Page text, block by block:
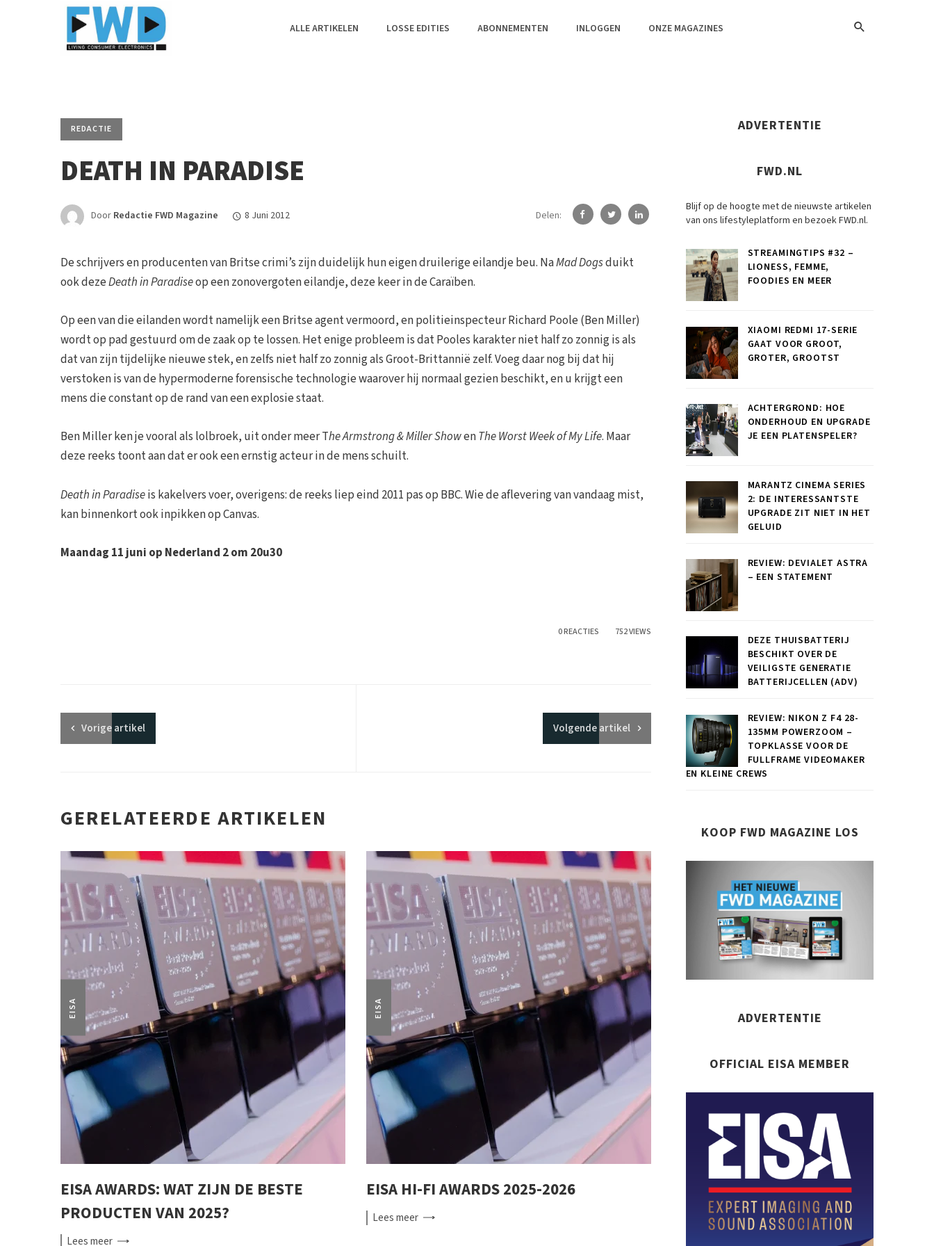
ALLE ARTIKELEN LOSSE EDITIES ABONNEMENTEN INLOGGEN ONZE MAGAZINES
REDACTIE
DEATH IN PARADISE
Door Redactie FWD Magazine 8 Juni 2012 Delen:
De schrijvers en producenten van Britse crimi’s zijn duidelijk hun eigen druilerige eilandje beu. NaMad Dogsduikt
ook dezeDeath in Paradiseop een zonovergoten eilandje, deze keer in de Caraïben.
Op een van die eilanden wordt namelijk een Britse agent vermoord, en politieinspecteur Richard Poole (Ben Miller)
wordt op pad gestuurd om de zaak op te lossen. Het enige probleem is dat Pooles karakter niet half zo zonnig is als
dat van zijn tijdelijke nieuwe stek, en zelfs niet half zo zonnig als Groot-Brittannië zelf. Voeg daar nog bij dat hij
verstoken is van de hypermoderne forensische technologie waarover hij normaal gezien beschikt, en u krijgt een
mens die constant op de rand van een explosie staat.
Ben Miller ken je vooral als lolbroek, uit onder meer The Armstrong & Miller ShowenThe Worst Week of My Life. Maar
deze reeks toont aan dat er ook een ernstig acteur in de mens schuilt.
Death in Paradiseis kakelvers voer, overigens: de reeks liep eind 2011 pas op BBC. Wie de aflevering van vandaag mist,
kan binnenkort ook inpikken op Canvas.
Maandag 11 juni op Nederland 2 om 20u30
0 REACTIES 752 VIEWS
Vorigeartikel Volgendeartikel
GERELATEERDE ARTIKELEN
EISA
EISA AWARDS: WAT ZIJN DE BESTE
PRODUCTEN VAN 2025?
Leesmeer
EISA
EISA HI-FI AWARDS 2025-2026
Leesmeer
ADVERTENTIE
FWD.NL
Blijf op de hoogte met de nieuwste artikelen
van ons lifestyleplatform en bezoek FWD.nl.
STREAMINGTIPS #32 –
LIONESS, FEMME,
FOODIES EN MEER
XIAOMI REDMI 17-SERIE
GAAT VOOR GROOT,
GROTER, GROOTST
ACHTERGROND: HOE
ONDERHOUD EN UPGRADE
JE EEN PLATENSPELER?
MARANTZ CINEMA SERIES
2: DE INTERESSANTSTE
UPGRADE ZIT NIET IN HET
GELUID
REVIEW: DEVIALET ASTRA
– EEN STATEMENT
DEZE THUISBATTERIJ
BESCHIKT OVER DE
VEILIGSTE GENERATIE
BATTERIJCELLEN (ADV)
REVIEW: NIKON Z F4 28-
135MM POWERZOOM –
TOPKLASSE VOOR DE
FULLFRAME VIDEOMAKER
EN KLEINE CREWS
KOOP FWD MAGAZINE LOS
ADVERTENTIE
OFFICIAL EISA MEMBER